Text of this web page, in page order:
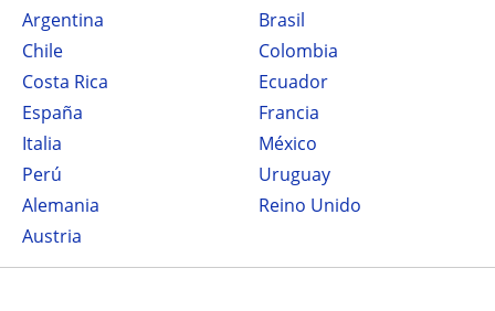
Argentina
Brasil
Chile
Colombia
Costa Rica
Ecuador
España
Francia
Italia
México
Perú
Uruguay
Alemania
Reino Unido
Austria